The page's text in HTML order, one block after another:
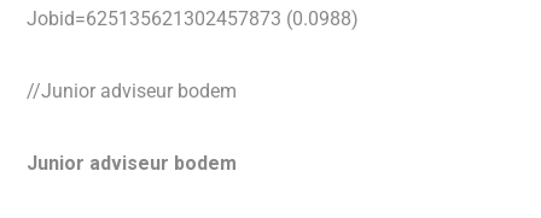
Jobid=625135621302457873 (0.0988)
//Junior adviseur bodem
Junior adviseur bodem